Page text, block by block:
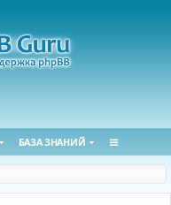
БАЗА ЗНАНИЙ